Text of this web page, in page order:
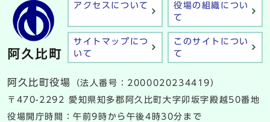
アクセスについて
役場の組織につい
て
サイトマップにつ
いて
このサイトについ
て
阿久比町役場
（法人番号：2000020234419）
〒470-2292 愛知県知多郡阿久比町大字卯坂字殿越50番地
役場開庁時間：午前9時から午後4時30分まで